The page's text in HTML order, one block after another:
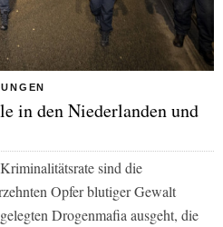
in den Niederlanden und
sind die
Opfer blutiger Gewalt
Drogenmafia ausgeht, die